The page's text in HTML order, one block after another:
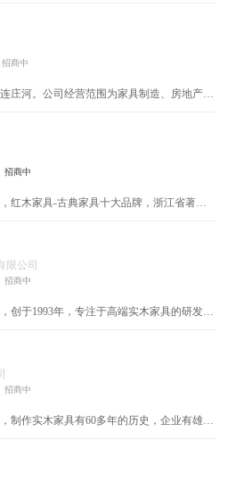
中式家具
儿童椅
业之一。
招商中
庄河。公司经营范围为家具制造、房地产开
伟目标，发扬“团结、求实、拼搏、创新”的
生命，以效益为中心，以人才为根本，发展
招商中
红木家具-古典家具十大品牌，浙江省著名
名贵硬木家具研发与生产基地之一。
限公司
招商中
创于1993年，专注于高端实木家具的研发与
招商中
制作实木家具有60多年的历史，企业有雄厚